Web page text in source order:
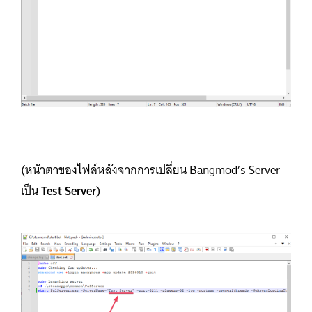
(หน้าตาของไฟล์หลังจากการเปลี่ยนBangmod’s Server
เป็นTest Server)